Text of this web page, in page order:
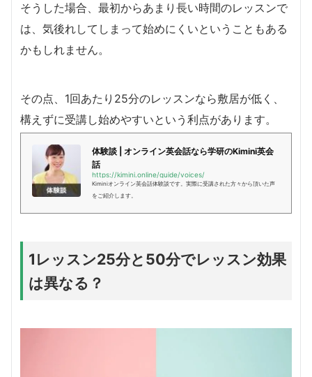
そうした場合、最初からあまり長い時間のレッスンで
は、気後れしてしまって始めにくいということもある
かもしれません。
その点、1回あたり25分のレッスンなら敷居が低く、
構えずに受講し始めやすいという利点があります。
体験談 | オンライン英会話なら学研のKimini英会
話
https://kimini.online/guide/voices/
Kiminiオンライン英会話体験談です。実際に受講された方々から頂いた声
をご紹介します。
1レッスン25分と50分でレッスン効果
は異なる？